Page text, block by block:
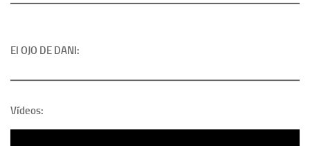
El OJO DE DANI:
Vídeos: